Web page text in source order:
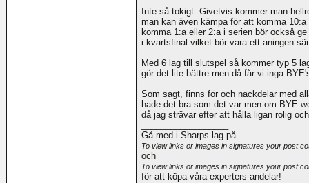
Inte så tokigt. Givetvis kommer man
man kan även kämpa för att komma
komma 1:a eller 2:a i serien bör också
i kvartsfinal vilket bör vara ett aningen
Med 6 lag till slutspel så kommer typ 5
gör det lite bättre men då får vi inga
Som sagt, finns för och nackdelar med
hade det bra som det var men om BYE
då jag strävar efter att hålla ligan rolig
Gå med i Sharps lag på
To view links or images in signatures your post
och
To view links or images in signatures your post
för att köpa våra experters andelar!